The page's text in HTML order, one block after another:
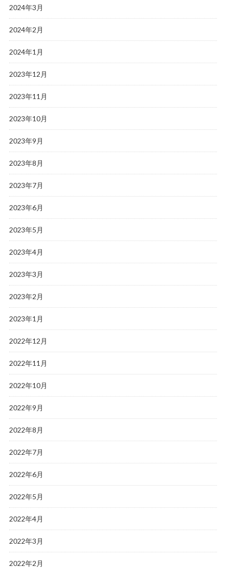
2024年3月
2024年2月
2024年1月
2023年12月
2023年11月
2023年10月
2023年9月
2023年8月
2023年7月
2023年6月
2023年5月
2023年4月
2023年3月
2023年2月
2023年1月
2022年12月
2022年11月
2022年10月
2022年9月
2022年8月
2022年7月
2022年6月
2022年5月
2022年4月
2022年3月
2022年2月